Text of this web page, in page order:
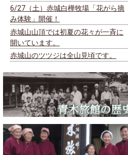
6/27（土）赤城白樺牧場「花がら摘
み体験」開催！
赤城山山頂では初夏の花々が一斉に
開いています。
赤城山のツツジは全山見頃です。